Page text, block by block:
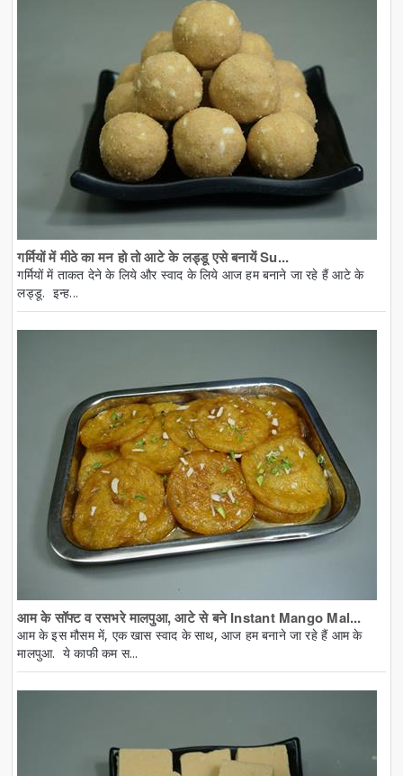
गर्मियों में मीठे का मन हो तो आटे के लड्डू एसे बनायें Su...
गर्मियों में ताकत देने के लिये और स्वाद के लिये आज हम बनाने जा रहे हैं आटे के
लड्डू. इन्ह...
आम के सॉफ्ट व रसभरे मालपुआ, आटे से बने Instant Mango Mal...
आम के इस मौसम में, एक खास स्वाद के साथ, आज हम बनाने जा रहे हैं आम के
मालपुआ. ये काफी कम स...